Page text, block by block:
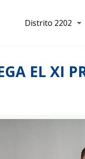
Distrito 2202
EL XI